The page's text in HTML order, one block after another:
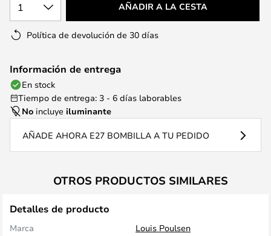
1 AÑADIR A LA CESTA
Política de devolución de 30 días
Información de entrega
En stock
Tiempo de entrega: 3 - 6 días laborables
No incluye iluminante
AÑADE AHORA E27 BOMBILLA A TU PEDIDO
OTROS PRODUCTOS SIMILARES
Detalles de producto
Marca
Louis Poulsen